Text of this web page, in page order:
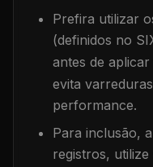
Prefira utilizar
(definidos no
antes de
evita
performance.
Para inclusão,
registros,